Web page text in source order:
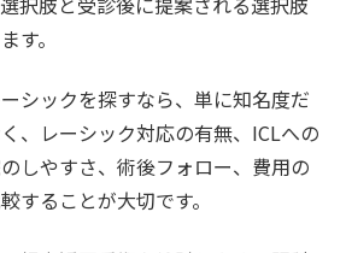
す。
シックを探すなら、単に知名度だ
、レーシック対応の有無、ICLへの
しやすさ、術後フォロー、費用の
することが大切です。